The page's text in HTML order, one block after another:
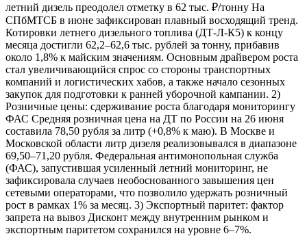
летний дизель преодолел отметку в 62 тыс. ₽/тонну На
СПбМТСБ в июне зафиксирован плавный восходящий тренд.
Котировки летнего дизельного топлива (ДТ-Л-К5) к концу
месяца достигли 62,2–62,6 тыс. рублей за тонну, прибавив
около 1,8% к майским значениям. Основным драйвером роста
стал увеличивающийся спрос со стороны транспортных
компаний и логистических хабов, а также начало сезонных
закупок для подготовки к ранней уборочной кампании. 2)
Розничные цены: сдерживание роста благодаря мониторингу
ФАС Средняя розничная цена на ДТ по России на 26 июня
составила 78,50 рубля за литр (+0,8% к маю). В Москве и
Московской области литр дизеля реализовывался в диапазоне
69,50–71,20 рубля. Федеральная антимонопольная служба
(ФАС), запустившая усиленный летний мониторинг, не
зафиксировала случаев необоснованного завышения цен
сетевыми операторами, что позволило удержать розничный
рост в рамках 1% за месяц. 3) Экспортный паритет: фактор
запрета на вывоз Дисконт между внутренним рынком и
экспортным паритетом сохранился на уровне 6–7%.